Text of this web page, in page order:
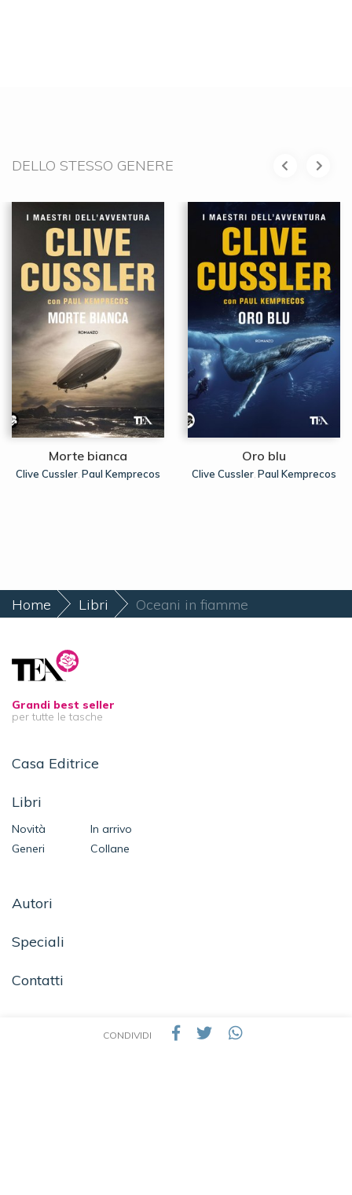
DELLO STESSO GENERE
Morte bianca
Clive Cussler, Paul Kemprecos
Oro blu
Clive Cussler, Paul Kemprecos
CONDIVIDI
Home Libri Oceani in fiamme
Grandi best seller
per tutte le tasche
Casa Editrice
Libri
Novità
In arrivo
Generi
Collane
Autori
Speciali
Contatti